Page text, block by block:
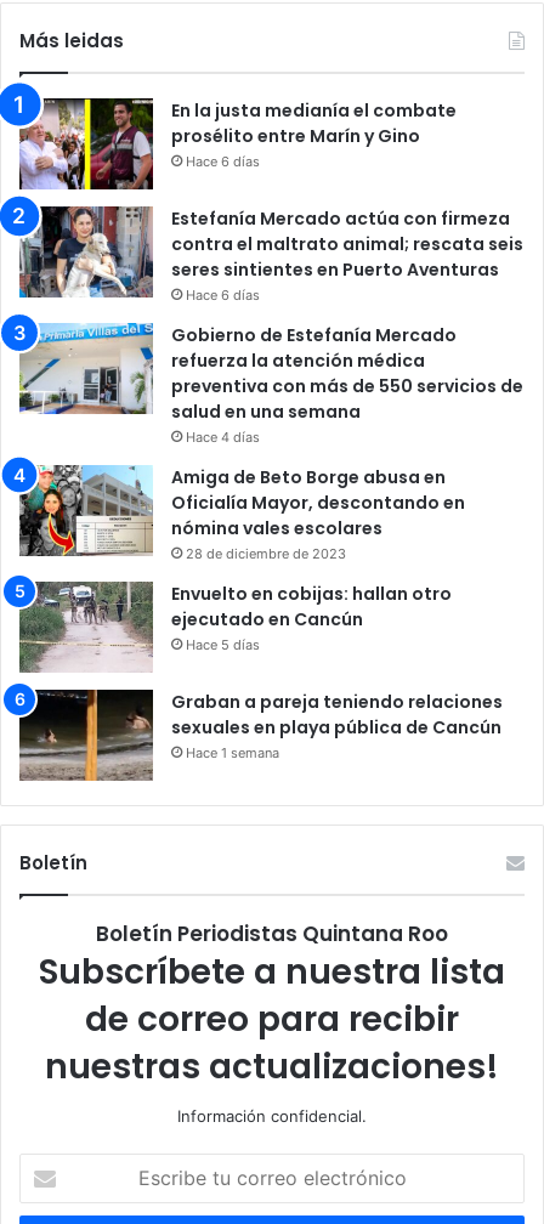
Más leidas
En la justa medianía el combate
prosélito entre Marín y Gino
Hace 6 días
Estefanía Mercado actúa con firmeza
contra el maltrato animal; rescata seis
seres sintientes en Puerto Aventuras
Hace 6 días
Gobierno de Estefanía Mercado
refuerza la atención médica
preventiva con más de 550 servicios de
salud en una semana
Hace 4 días
Amiga de Beto Borge abusa en
Oficialía Mayor, descontando en
nómina vales escolares
28 de diciembre de 2023
Envuelto en cobijas: hallan otro
ejecutado en Cancún
Hace 5 días
Graban a pareja teniendo relaciones
sexuales en playa pública de Cancún
Hace 1 semana
Boletín
Boletín Periodistas Quintana Roo
Subscríbete a nuestra lista
de correo para recibir
nuestras actualizaciones!
Información confidencial.
correo